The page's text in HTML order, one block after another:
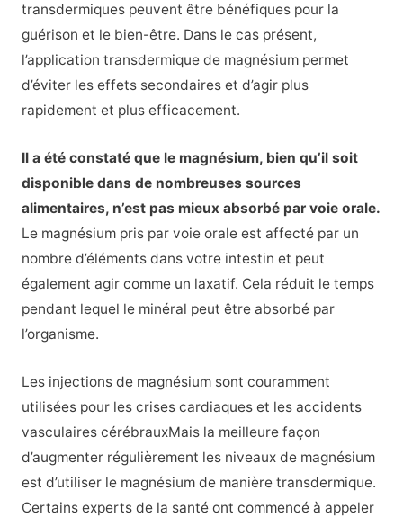
transdermiques peuvent être bénéfiques pour la
guérison et le bien-être. Dans le cas présent,
l’application transdermique de magnésium permet
d’éviter les effets secondaires et d’agir plus
rapidement et plus efficacement.
Il a été constaté que le magnésium, bien qu’il soit
disponible dans de nombreuses sources
alimentaires, n’est pas mieux absorbé par voie orale.
Le magnésium pris par voie orale est affecté par un
nombre d’éléments dans votre intestin et peut
également agir comme un laxatif. Cela réduit le temps
pendant lequel le minéral peut être absorbé par
l’organisme.
Les injections de magnésium sont couramment
utilisées pour les crises cardiaques et les accidents
vasculaires cérébrauxMais la meilleure façon
d’augmenter régulièrement les niveaux de magnésium
est d’utiliser le magnésium de manière transdermique.
Certains experts de la santé ont commencé à appeler